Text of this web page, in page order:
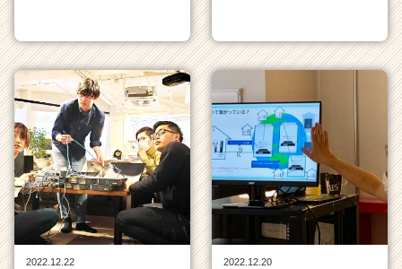
く
就
活
サ
イ
ト
チ
ア
キ
ャ
2022.12.22
2022.12.20